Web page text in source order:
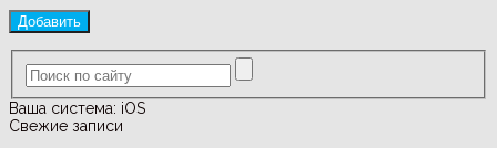
Ваша система: iOS
Свежие записи